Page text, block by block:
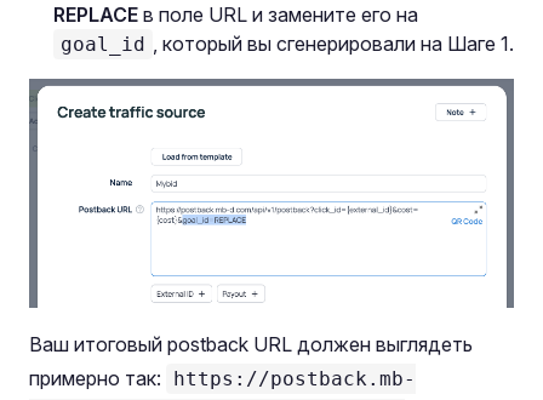
REPLACE в поле URL и замените его на
goal_id , который вы сгенерировали на Шаге 1.
Ваш итоговый postback URL должен выглядеть
примерно так:
https://postback.mb-